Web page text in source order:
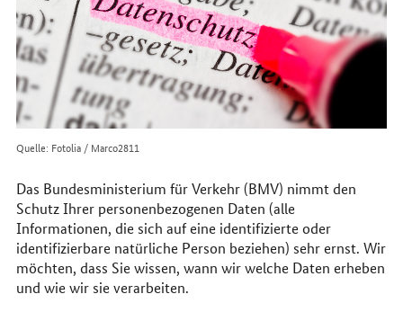
Quelle: Fotolia / Marco2811
Das Bundesministerium für Verkehr (BMV) nimmt den
Schutz Ihrer personenbezogenen Daten (alle
Informationen, die sich auf eine identifizierte oder
identifizierbare natürliche Person beziehen) sehr ernst. Wir
möchten, dass Sie wissen, wann wir welche Daten erheben
und wie wir sie verarbeiten.